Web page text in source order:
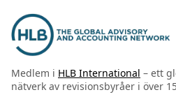
Medlem i HLB International – ett
nätverk av revisionsbyråer i över